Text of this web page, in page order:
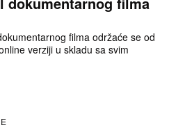
filma održaće se od
verziji u skladu sa svim